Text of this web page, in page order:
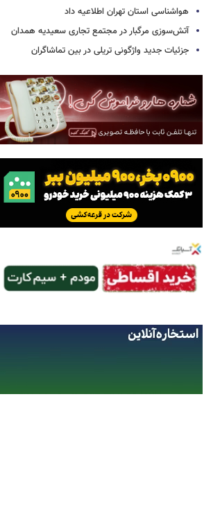
هواشناسی استان تهران اطلاعیه داد
آتش‌سوزی مرگبار در مجتمع تجاری سعیدیه همدان
جزئیات جدید واژگونی تریلی در بین تماشاگران